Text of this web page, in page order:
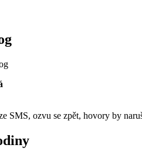
SMS, ozvu se zpět, hovory by